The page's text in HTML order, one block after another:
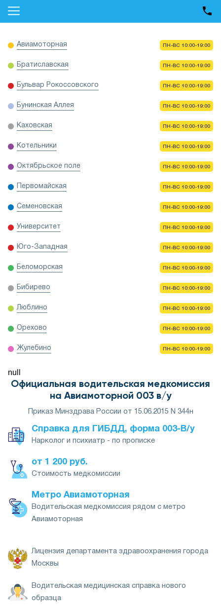
Авиамоторная ПН-ВС 10:00-19:00
Братиславская ПН-ВС 10:00-19:00
Бульвар Рокоссовского ПН-ВС 10:00-19:00
Бунинская Аллея ПН-ВС 10:00-19:00
Каховская ПН-ВС 10:00-19:00
Котельники ПН-ВС 10:00-19:00
Октябрьское поле ПН-ВС 10:00-19:00
Первомайская ПН-ВС 10:00-19:00
Семеновская ПН-ВС 10:00-19:00
Университет ПН-ВС 10:00-19:00
Юго-Западная ПН-ВС 10:00-19:00
Беломорская ПН-ВС 10:00-19:00
Бибирево ПН-ВС 10:00-19:00
Люблино ПН-ВС 10:00-19:00
Орехово ПН-ВС 10:00-19:00
Жулебино ПН-ВС 10:00-19:00
Официальная водительская медкомиссия
на Авиамоторной 003 в/у
Приказ Минздрава России от 15.06.2015 N 344н
Справка для ГИБДД, форма 003-В/у
Нарколог и психиатр - по прописке
от 1 200 руб.
Стоимость медкомиссии
Метро Авиамоторная
Водительская медкомиссия рядом с метро
Авиамоторная
Лицензия департамента здравоохранения города
Москвы
Водительская медицинская справка нового
образца
null